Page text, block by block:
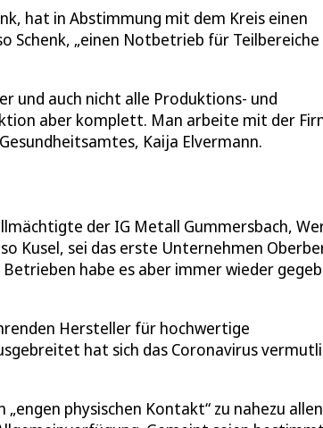
hat in Abstimmung mit dem Kreis einen
Schenk, „einen Notbetrieb für Teilbereiche
und auch nicht alle Produktions- und
aber komplett. Man arbeite mit der
Kaija Elvermann.
der IG Metall Gummersbach,
Kusel, sei das erste Unternehmen
habe es aber immer wieder
Hersteller für hochwertige
hat sich das Coronavirus
physischen Kontakt“ zu nahezu allen